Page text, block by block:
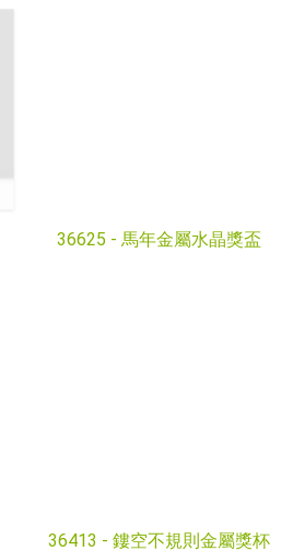
36625 - 馬年金屬水晶獎盃
36413 - 鏤空不規則金屬獎杯